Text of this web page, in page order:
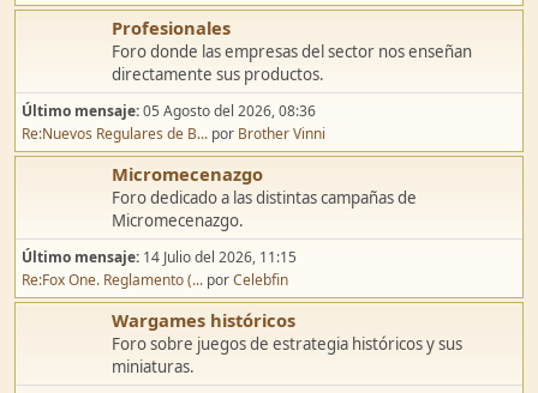
Profesionales
Foro donde las empresas del sector nos enseñan
directamente sus productos.
Último mensaje:05 Agosto del 2026, 08:36
Re:Nuevos Regulares de B... por Brother Vinni
Micromecenazgo
Foro dedicado a las distintas campañas de
Micromecenazgo.
Último mensaje: 14 Julio del 2026, 11:15
Re:Fox One. Reglamento (... porCelebfin
Wargames históricos
Foro sobre juegos de estrategia históricos y sus
miniaturas.